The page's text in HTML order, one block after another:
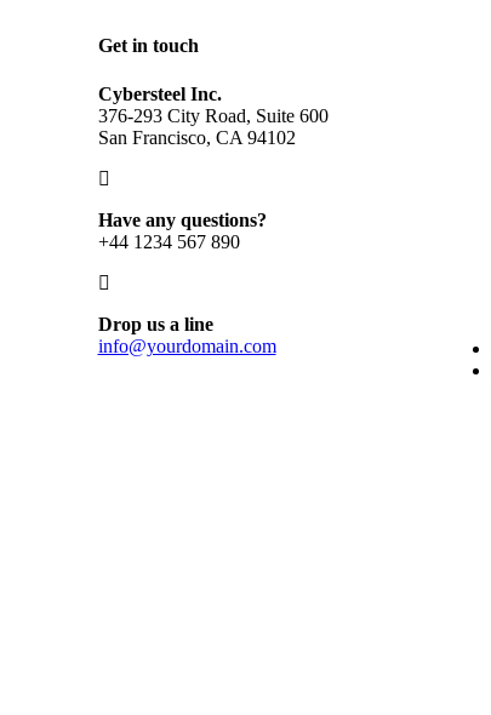
Get in touch
Cybersteel Inc.
376-293 City Road, Suite 600
San Francisco, CA 94102
Have any questions?
+44 1234 567 890
Drop us a line
info@yourdomain.com